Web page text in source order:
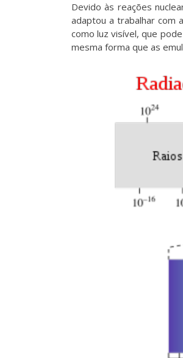
Devido às reações
adaptou a trabalhar com
como luz visível, que
mesma forma que as